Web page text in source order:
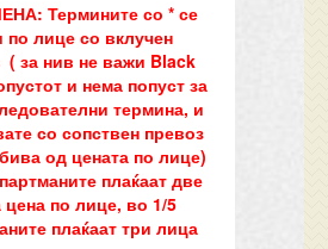
Термините со * се
по лице со вклучен
( за нив не важи Black
и нема попуст за
термина, и
со сопствен превоз
од цената по лице)
плаќаат две
цена по лице, во 1/5
плаќаат три лица